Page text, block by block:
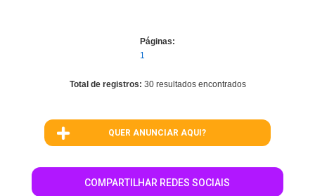
Páginas:
1
Total de registros: 30 resultados encontrados
QUER ANUNCIAR AQUI?
COMPARTILHAR REDES SOCIAIS